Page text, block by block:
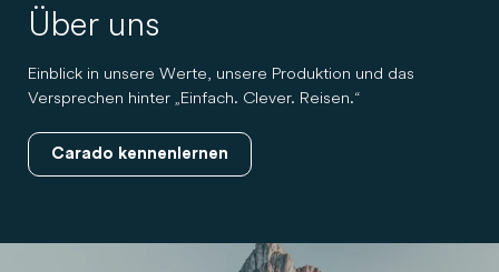
Über uns
Einblick in unsere Werte, unsere Produktion und das
Versprechen hinter „Einfach. Clever. Reisen.“
Carado kennenlernen